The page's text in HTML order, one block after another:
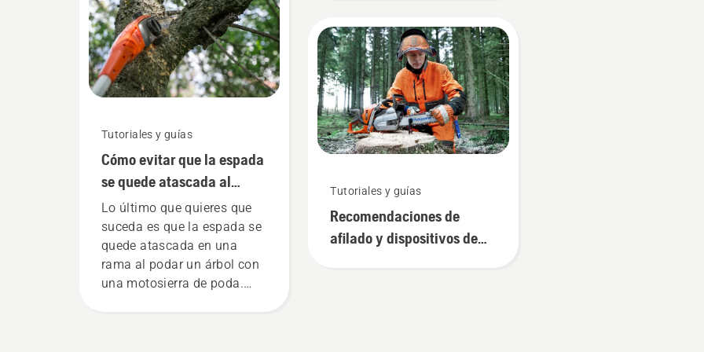
solo tienes que mirar el
vídeo y seguir estos
sencillos pasos. Un banco
siempre resulta de utilidad
en el trabajo, ya que evita
que se caigan tornillos al
Tutoriales y guías
Cómo evitar que la espada
se quede atascada al
podar un árbol con una
motosierra de poda
Lo último que quieres que
suceda es que la espada se
quede atascada en una
rama al podar un árbol con
una motosierra de poda.
cuenta.
Tutoriales y guías
Recomendaciones de
afilado y dispositivos de